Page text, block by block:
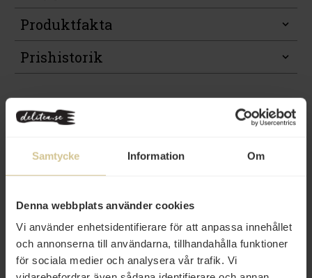
Samtycke Information Om
Denna webbplats använder cookies
Vi använder enhetsidentifierare för att anpassa innehållet
och annonserna till användarna, tillhandahålla funktioner
för sociala medier och analysera vår trafik. Vi
Produktfakta
Prishistorik
Andra köper även
43 kr
Méditèa Kronärtskockskräm 90g
207 kr
Kusmi Tea Ceylon OP Svart Te